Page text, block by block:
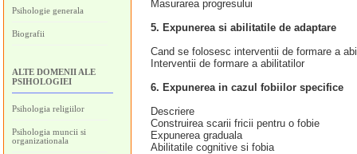
Psihologie generala
Biografii
ALTE DOMENII ALE
PSIHOLOGIEI
Psihologia religiilor
Psihologia muncii si
organizationala
Masurarea progresului
5. Expunerea si abilitatile de adaptare
Cand se folosesc interventii de formare a
Interventii de formare a abilitatilor
6. Expunerea in cazul fobiilor specifice
Descriere
Construirea scarii fricii pentru o fobie
Expunerea graduala
Abilitatile cognitive si fobia